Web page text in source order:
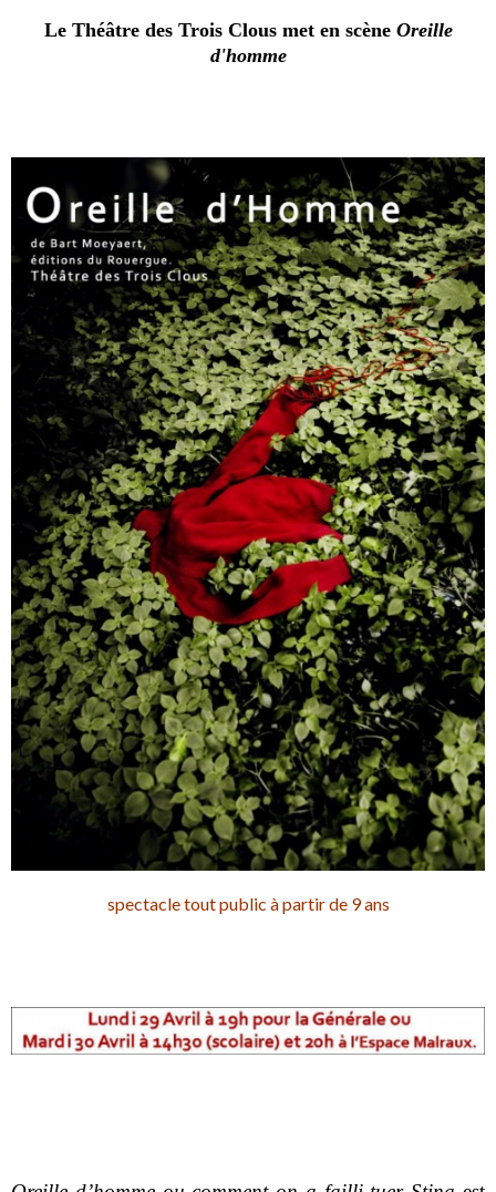
Le Théâtre des Trois Clous met en scène Oreille
d'homme
spectacle tout public à partir de 9 ans